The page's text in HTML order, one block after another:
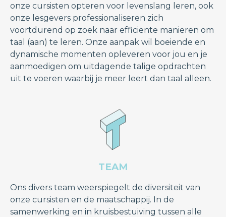
onze cursisten opteren voor levenslang leren, ook
onze lesgevers professionaliseren zich
voortdurend op zoek naar efficiënte manieren om
taal (aan) te leren. Onze aanpak wil boeiende en
dynamische momenten opleveren voor jou en je
aanmoedigen om uitdagende talige opdrachten
uit te voeren waarbij je meer leert dan taal alleen.
TEAM
Ons divers team weerspiegelt de diversiteit van
onze cursisten en de maatschappij. In de
samenwerking en in kruisbestuiving tussen alle